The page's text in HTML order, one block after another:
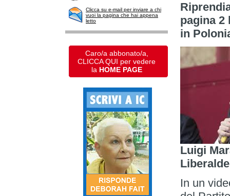
Clicca su e-mail per inviare a chi
vuoi la pagina che hai appena
letto
Caro/a abbonato/a,
CLICCA QUI per vedere
la HOME PAGE
pagina 2
in
Luigi
In un